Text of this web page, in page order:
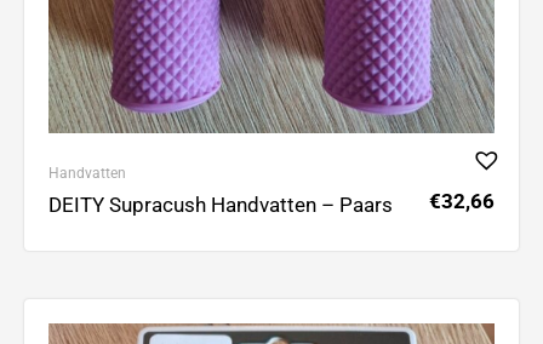
Handvatten
DEITY Supracush Handvatten – Paars €32,66